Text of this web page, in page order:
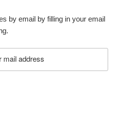
by email by filling in your email